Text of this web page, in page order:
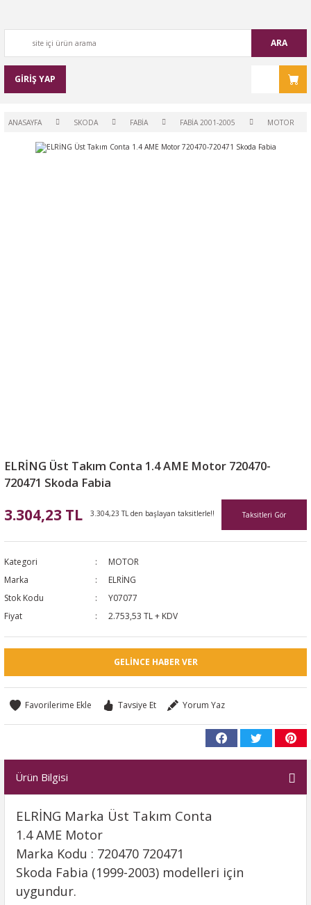
ARA
GİRİŞ YAP
ANASAYFA SKODA FABİA FABİA 2001-2005 MOTOR
ELRİNG Üst Takım Conta 1.4 AME Motor 720470-
720471 Skoda Fabia
3.304,23 TL 3.304,23 TL den başlayan taksitlerle!! Taksitleri Gör
Kategori
MOTOR
Marka
ELRİNG
Stok Kodu
Y07077
Fiyat
2.753,53 TL + KDV
GELINCE HABER VER
Tavsiye Et Yorum Yaz
Ürün Bilgisi
ELRİNG Marka Üst Takım Conta
1.4 AME Motor
Marka Kodu : 720470 720471
Skoda Fabia (1999-2003) modelleri için
uygundur.